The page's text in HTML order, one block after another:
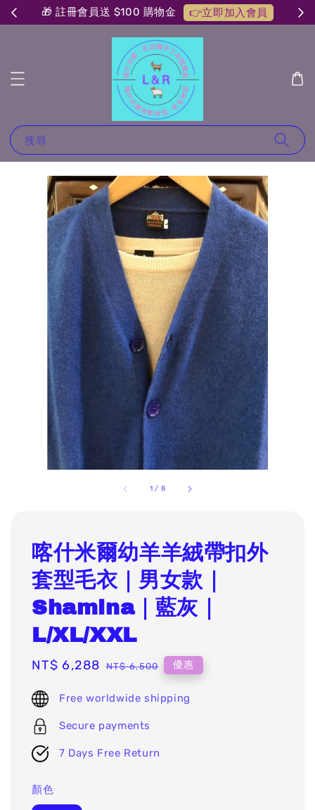
🎁 註冊會員送 $100 購物金 👉立即加入會員
搜尋
1 / 8
喀什米爾幼羊羊絨帶扣外
套型毛衣｜男女款｜
Shamina｜藍灰｜
L/XL/XXL
Sale
NT$ 6,288 Regular
NT$ 6,500 優惠
Free worldwide shipping
Secure payments
7 Days Free Return
顏色